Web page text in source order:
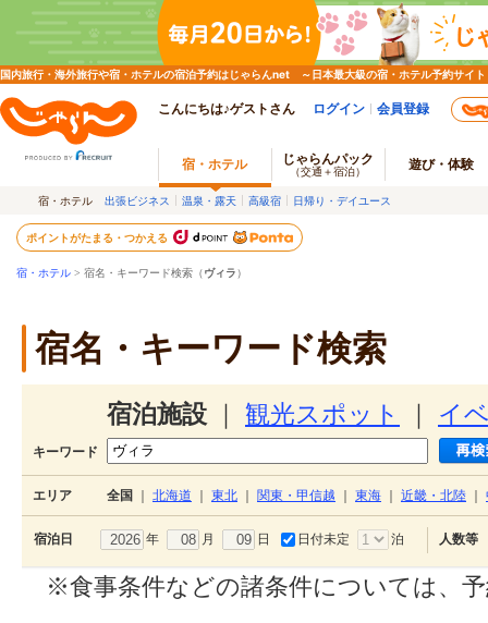
国内旅行・海外旅行や宿・ホテルの宿泊予約はじゃらんnet ～日本最大級の宿・ホテル予約サイト
こんにちは♪ゲストさん ログイン 会員登録
宿・ホテル じゃらんパック
（交通＋宿泊） 遊び・体験
宿・ホテル 出張ビジネス 温泉・露天 高級宿 日帰り・デイユース
ポイントがたまる・つかえる
宿・ホテル > 宿名・キーワード検索（ヴィラ）
宿名・キーワード検索
宿泊施設 観光スポット イ
キーワード
エリア 全国 北海道 東北 関東・甲信越 東海 近畿・北陸
宿泊日 年 月 日 日付未定 泊 人数等
※食事条件などの諸条件については、